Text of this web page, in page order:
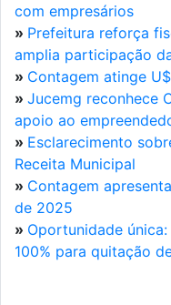
com empresários
» Prefeitura reforça
amplia participação
» Contagem atinge
» Jucemg reconhece
apoio ao
» Esclarecimento
Receita Municipal
» Contagem
de 2025
» Oportunidade
100% para quitação